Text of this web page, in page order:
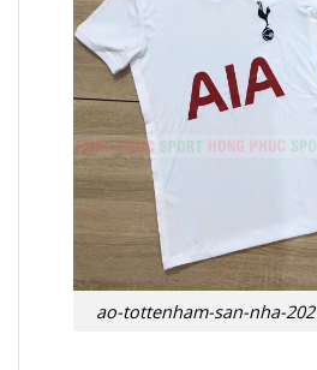
ao-tottenham-san-nha-